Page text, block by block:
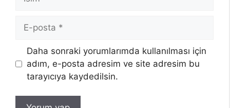
posta
Daha sonraki yorumlarımda kullanılması için
adım, e-posta adresim ve site adresim bu
tarayıcıya kaydedilsin.